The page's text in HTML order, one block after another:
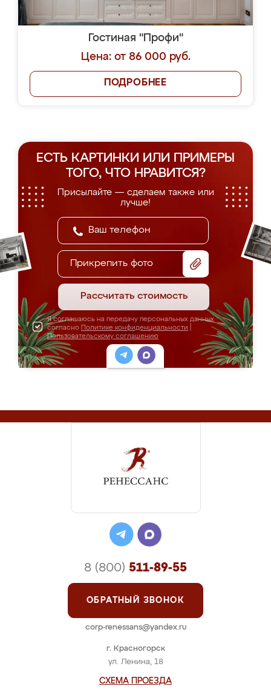
Гостиная "Профи"
Цена: от 86 000 руб.
ПОДРОБНЕЕ
ЕСТЬ КАРТИНКИ ИЛИ ПРИМЕРЫ
ТОГО, ЧТО НРАВИТСЯ?
Присылайте — сделаем также или
лучше!
Прикрепить фото
Рассчитать стоимость
Я соглашаюсь на передачу персональных данных
согласно Политике конфиденциальности
Пользовательскому соглашению
г. Красногорск
ул. Ленина, 18
СХЕМА ПРОЕЗДА
8 (800) 511-89-55
ОБРАТНЫЙ ЗВОНОК
corp-renessans@yandex.ru